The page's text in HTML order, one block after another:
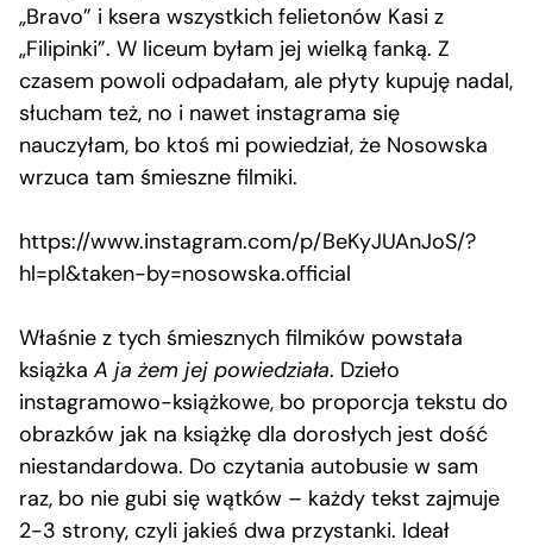
„Bravo” i ksera wszystkich felietonów Kasi z
„Filipinki”. W liceum byłam jej wielką fanką. Z
czasem powoli odpadałam, ale płyty kupuję nadal,
słucham też, no i nawet instagrama się
nauczyłam, bo ktoś mi powiedział, że Nosowska
wrzuca tam śmieszne filmiki.
https://www.instagram.com/p/BeKyJUAnJoS/?
hl=pl&taken-by=nosowska.official
Właśnie z tych śmiesznych filmików powstała
książka A ja żem jej powiedziała. Dzieło
instagramowo-książkowe, bo proporcja tekstu do
obrazków jak na książkę dla dorosłych jest dość
niestandardowa. Do czytania autobusie w sam
raz, bo nie gubi się wątków – każdy tekst zajmuje
2-3 strony, czyli jakieś dwa przystanki. Ideał